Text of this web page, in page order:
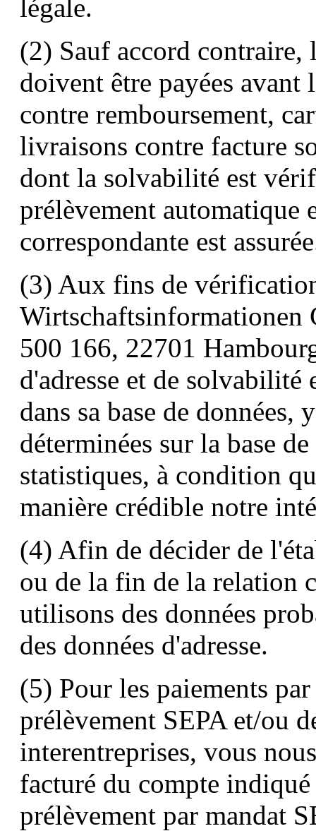
légale.
(2) Sauf accord contraire,
doivent être payées
contre remboursement,
livraisons contre facture
dont la solvabilité est
prélèvement automatique
correspondante est
(3) Aux fins de
Wirtschaftsinformationen
500 166, 22701
d'adresse et de solvabilité
dans sa base de données,
déterminées sur la base
statistiques, à condition
manière crédible notre
(4) Afin de décider de
ou de la fin de la relation
utilisons des données
des données d'adresse.
(5) Pour les paiements
prélèvement SEPA et/ou
interentreprises, vous
facturé du compte
prélèvement par mandat